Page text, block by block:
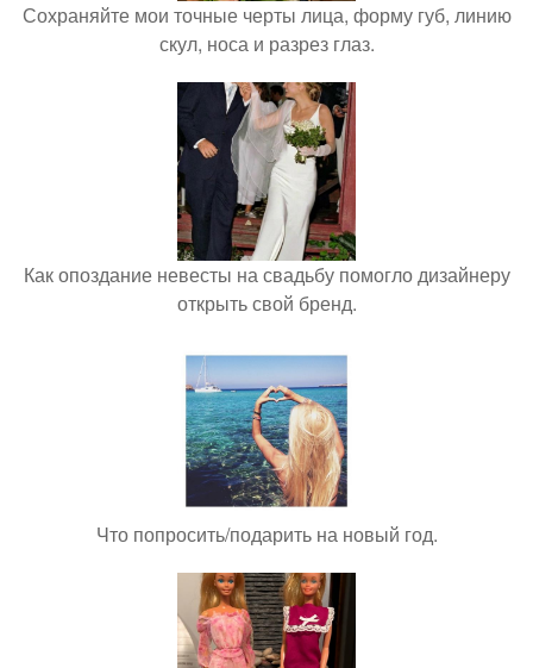
Сохраняйте мои точные черты лица, форму губ, линию
скул, носа и разрез глаз.
Как опоздание невесты на свадьбу помогло дизайнеру
открыть свой бренд.
Что попросить/подарить на новый год.